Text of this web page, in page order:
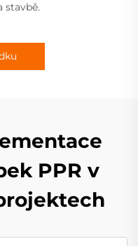
stavbě.
PPR v